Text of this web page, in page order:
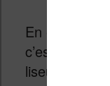
En effet,
c’est
liseuse qui